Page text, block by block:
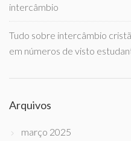
intercâmbio
Tudo sobre intercâmbio
em números de visto
Arquivos
março 2025